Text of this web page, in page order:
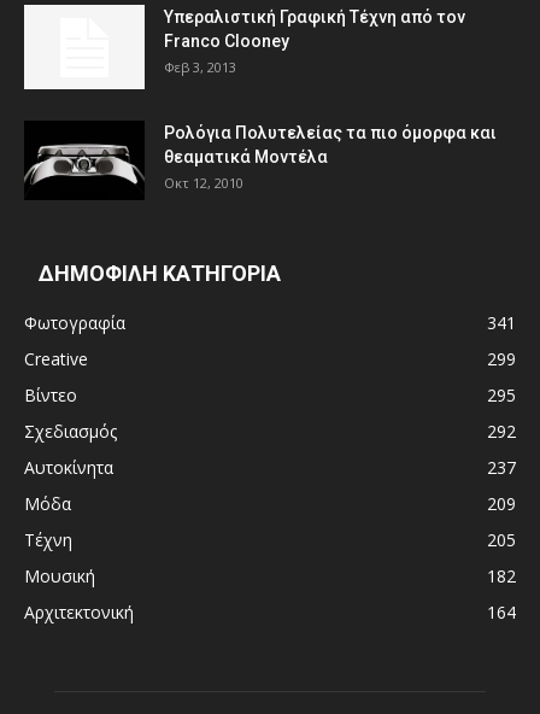
Υπεραλιστική Γραφική Τέχνη από τον
Franco Clooney
Φεβ 3, 2013
Ρολόγια Πολυτελείας τα πιο όμορφα και
θεαματικά Μοντέλα
Οκτ 12, 2010
ΔΗΜΟΦΙΛΗ ΚΑΤΗΓΟΡΙΑ
Φωτογραφία
341
Creative
299
Βίντεο
295
Σχεδιασμός
292
Αυτοκίνητα
237
Μόδα
209
Τέχνη
205
Μουσική
182
Αρχιτεκτονική
164